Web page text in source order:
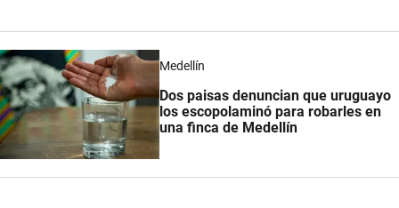
Medellín
Dos paisas denuncian que uruguayo
los escopolaminó para robarles en
una finca de Medellín